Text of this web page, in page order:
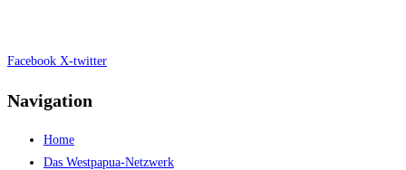
Facebook X-twitter
Navigation
Home
Das Westpapua-Netzwerk